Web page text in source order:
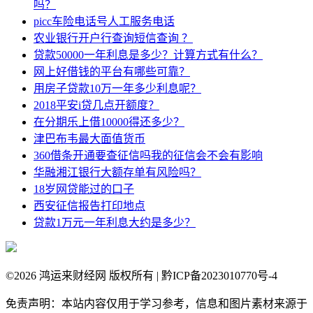
吗？
picc车险电话号人工服务电话
农业银行开户行查询短信查询 ？
贷款50000一年利息是多少？计算方式有什么？
网上好借钱的平台有哪些可靠？
用房子贷款10万一年多少利息呢？
2018平安i贷几点开额度？
在分期乐上借10000得还多少？
津巴布韦最大面值货币
360借条开通要查征信吗我的征信会不会有影响
华融湘江银行大额存单有风险吗？
18岁网贷能过的口子
西安征信报告打印地点
贷款1万元一年利息大约是多少？
©2026 鸿运来财经网 版权所有 | 黔ICP备2023010770号-4
免责声明：本站内容仅用于学习参考，信息和图片素材来源于